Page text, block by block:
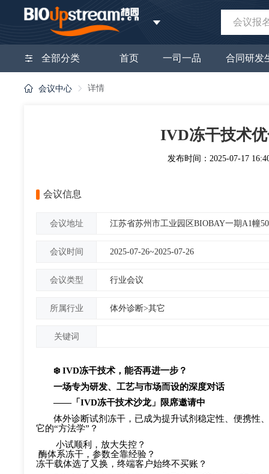
会议报
全部分类 首页 一司一品 合同研发
会议中心 详情
IVD冻干技术
发布时间：2025-07-17
会议信息
会议地址 江苏省苏州市工业园区BIOBAY一期A1幢
会议时间 2025-07-26~2025-07-26
会议类型 行业会议
所属行业 体外诊断>其它
关键词
❄️ IVD冻干技术，能否再进一步？
一场专为研发、工艺与市场而设的深度对话
——「IVD冻干技术沙龙」限席邀请中
体外诊断试剂冻干，已成为提升试剂稳定性、便携性
它的“方法学”？
小试顺利，放大失控？
酶体系冻干，参数全靠经验？
冻干载体选了又换，终端客户始终不买账？